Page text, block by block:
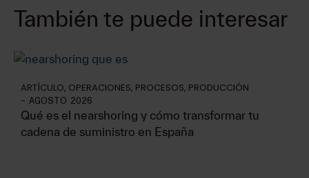
También te puede interesar
ARTÍCULO, OPERACIONES, PROCESOS, PRODUCCIÓN
- AGOSTO 2026
Qué es el nearshoring y cómo transformar tu
cadena de suministro en España